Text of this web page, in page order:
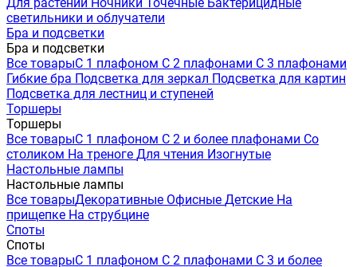
светильники и облучатели
Бра и подсветки
Бра и подсветки
Все товарыС 1 плафоном С 2 плафонами С 3 плафонами
Гибкие бра Подсветка для зеркал Подсветка для картин
Подсветка для лестниц и ступеней
Торшеры
Торшеры
Все товарыС 1 плафоном С 2 и более плафонами Со
столиком На треноге Для чтения Изогнутые
Настольные лампы
Настольные лампы
Все товарыДекоративные Офисные Детские На
прищепке На струбцине
Споты
Споты
Все товарыС 1 плафоном С 2 плафонами С 3 и более